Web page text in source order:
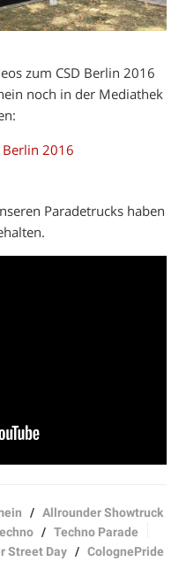
zum CSD Berlin 2016
noch in der Mediathek
Berlin 2016
Paradetrucks haben
/Allrounder Showtruck
/Techno Parade
Street Day /ColognePride